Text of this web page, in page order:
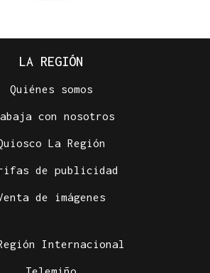
LA REGIÓN
Quiénes somos
con nosotros
La Región
de publicidad
de imágenes
Internacional